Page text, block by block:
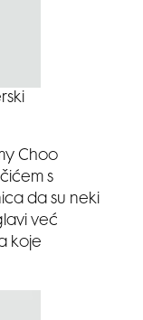
Choo
s
da su neki
već
koje